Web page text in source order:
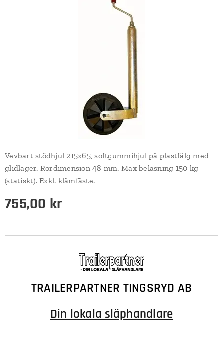
Vevbart stödhjul 215x65, softgummihjul på plastfälg med
glidlager. Rördimension 48 mm. Max belasning 150 kg
(statiskt). Exkl. klämfäste.
755,00 kr
TRAILERPARTNER TINGSRYD AB
Din lokala släphandlare